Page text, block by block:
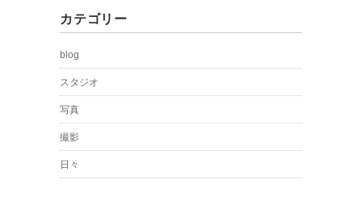
カテゴリー
blog
スタジオ
写真
撮影
日々